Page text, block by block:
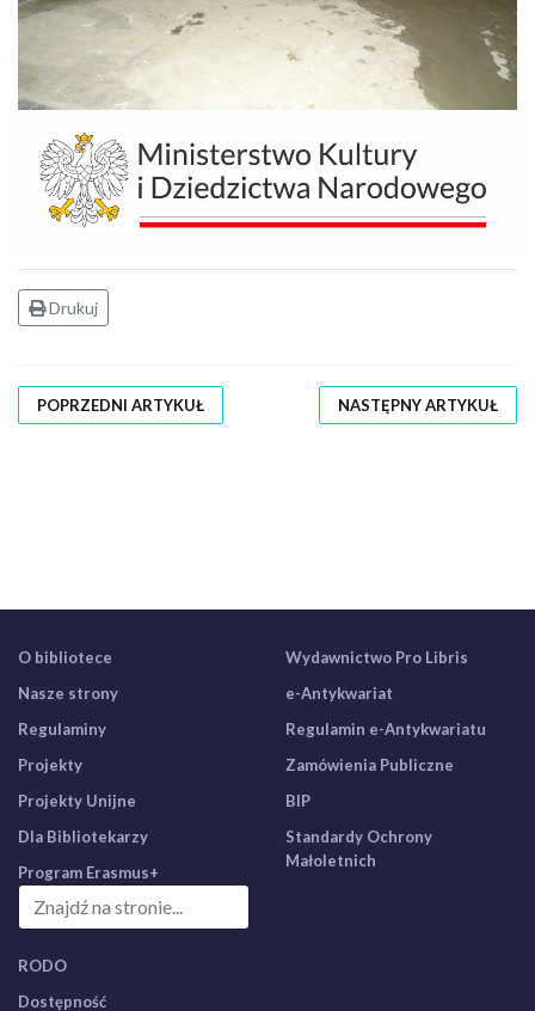
Drukuj
POPRZEDNI ARTYKUŁ NASTĘPNY ARTYKUŁ
O bibliotece
Nasze strony
Regulaminy
Projekty
Projekty Unijne
Dla Bibliotekarzy
Program Erasmus+
Wydawnictwo Pro Libris
e-Antykwariat
Regulamin e-Antykwariatu
Zamówienia Publiczne
BIP
Standardy Ochrony
Małoletnich
RODO
Dostępność